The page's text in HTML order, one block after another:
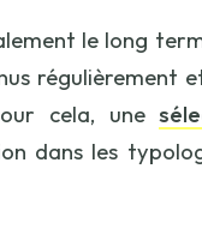
le long
régulièrement
cela, une
dans les